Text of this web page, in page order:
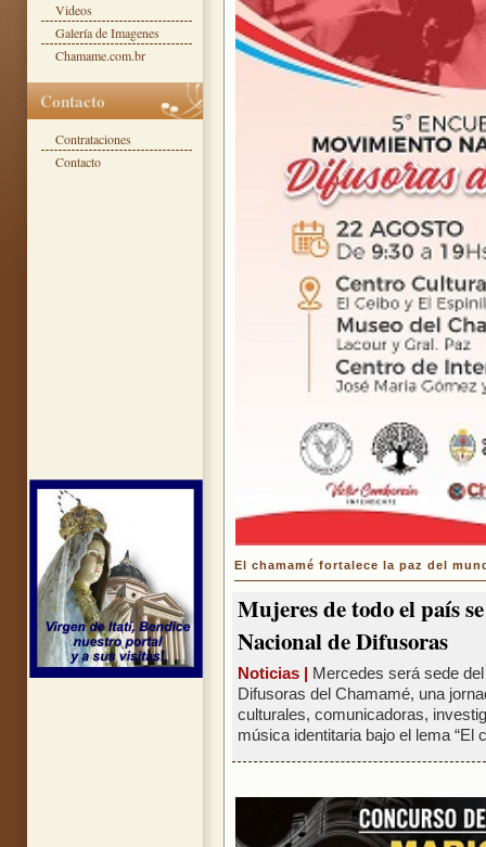
El chamamé fortalece la paz del
Mujeres de todo el país
Nacional de Difusoras
Noticias | Mercedes será sede
Difusoras del Chamamé, una
culturales, comunicadoras,
música identitaria bajo el lema “El
Videos
Galería de Imagenes
Chamame.com.br
Contacto
Contrataciones
Contacto